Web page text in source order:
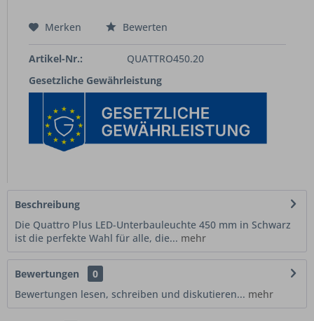
Merken Bewerten
Artikel-Nr.:
QUATTRO450.20
Gesetzliche Gewährleistung
Beschreibung
Die Quattro Plus LED-Unterbauleuchte 450 mm in Schwarz
ist die perfekte Wahl für alle, die... mehr
Bewertungen
0
Bewertungen lesen, schreiben und diskutieren... mehr